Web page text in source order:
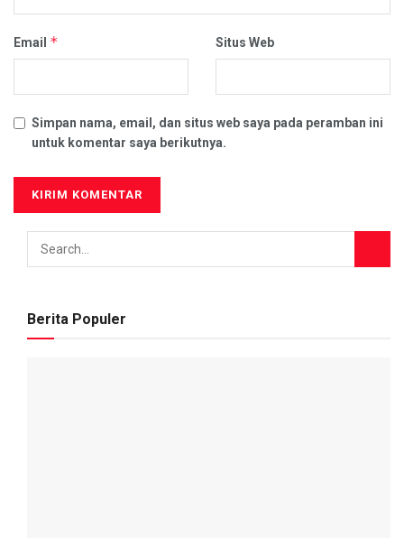
Email * Situs Web
Simpan nama, email, dan situs web saya pada peramban ini
untuk komentar saya berikutnya.
Berita Populer